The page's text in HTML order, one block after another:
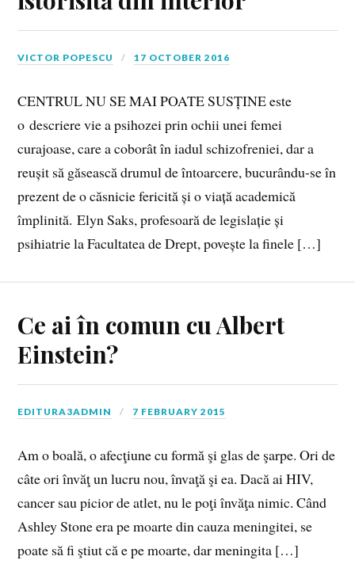
VICTOR POPESCU 17 OCTOBER 2016
CENTRUL NU SE MAI POATE SUSȚINE este
o descriere vie a psihozei prin ochii unei femei
curajoase, care a coborât în iadul schizofreniei, dar a
reușit să găsească drumul de întoarcere, bucurându-se în
prezent de o căsnicie fericită și o viață academică
împlinită. Elyn Saks, profesoară de legislație și
psihiatrie la Facultatea de Drept, povește la finele […]
Ce ai în comun cu Albert
Einstein?
EDITURA3ADMIN 7 FEBRUARY 2015
Am o boală, o afecţiune cu formă şi glas de şarpe. Ori de
câte ori învăţ un lucru nou, învaţă şi ea. Dacă ai HIV,
cancer sau picior de atlet, nu le poţi învăţa nimic. Când
Ashley Stone era pe moarte din cauza meningitei, se
poate să fi ştiut că e pe moarte, dar meningita […]